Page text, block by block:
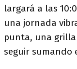
largará a las
una jornada
punta, una
seguir sumando